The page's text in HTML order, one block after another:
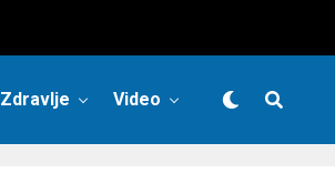
Zdravlje Video